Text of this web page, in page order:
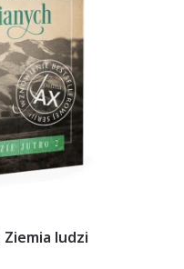
ludzi